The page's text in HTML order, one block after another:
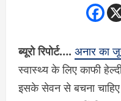
ब्यूरो रिपोर्ट…. अनार का
स्वास्थ्य के लिए काफी
इसके सेवन से बचना